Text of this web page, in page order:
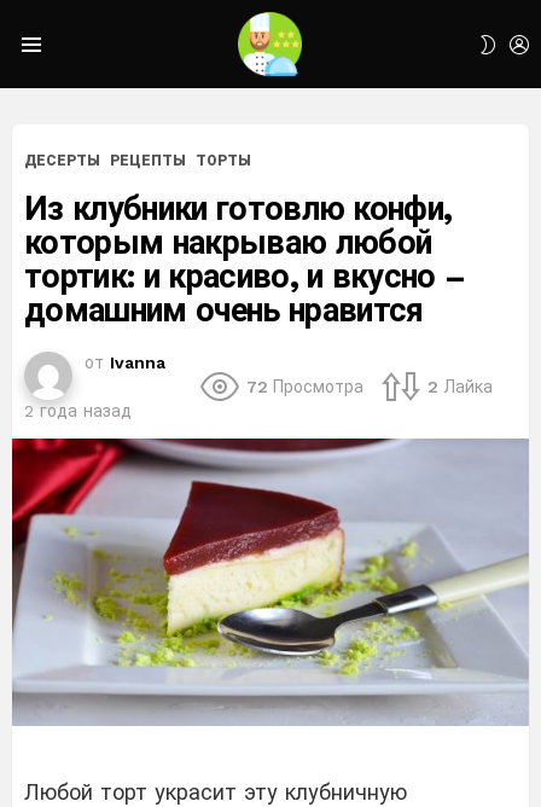
ДЕСЕРТЫ РЕЦЕПТЫ ТОРТЫ
Из клубники готовлю конфи,
которым накрываю любой
тортик: и красиво, и вкусно –
домашним очень нравится
от Ivanna
2 года назад
72 Просмотра 2 Лайка
Любой торт украсит эту клубничную